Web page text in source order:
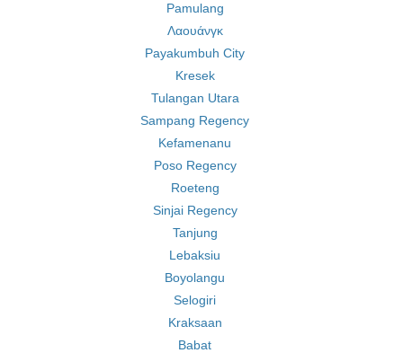
Pamulang
Λαουάνγκ
Payakumbuh City
Kresek
Tulangan Utara
Sampang Regency
Kefamenanu
Poso Regency
Roeteng
Sinjai Regency
Tanjung
Lebaksiu
Boyolangu
Selogiri
Kraksaan
Babat